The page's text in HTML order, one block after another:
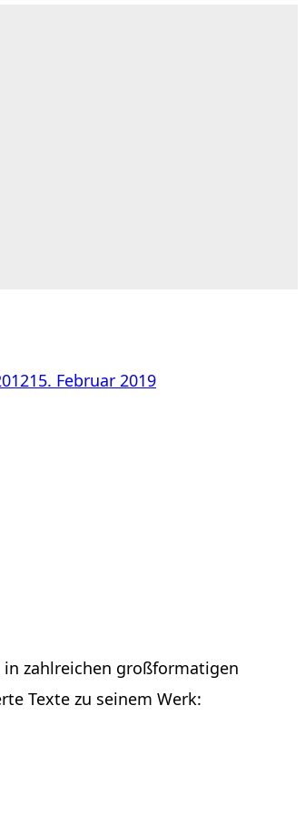
15. Februar 2019
in zahlreichen großformatigen
Texte zu seinem Werk: